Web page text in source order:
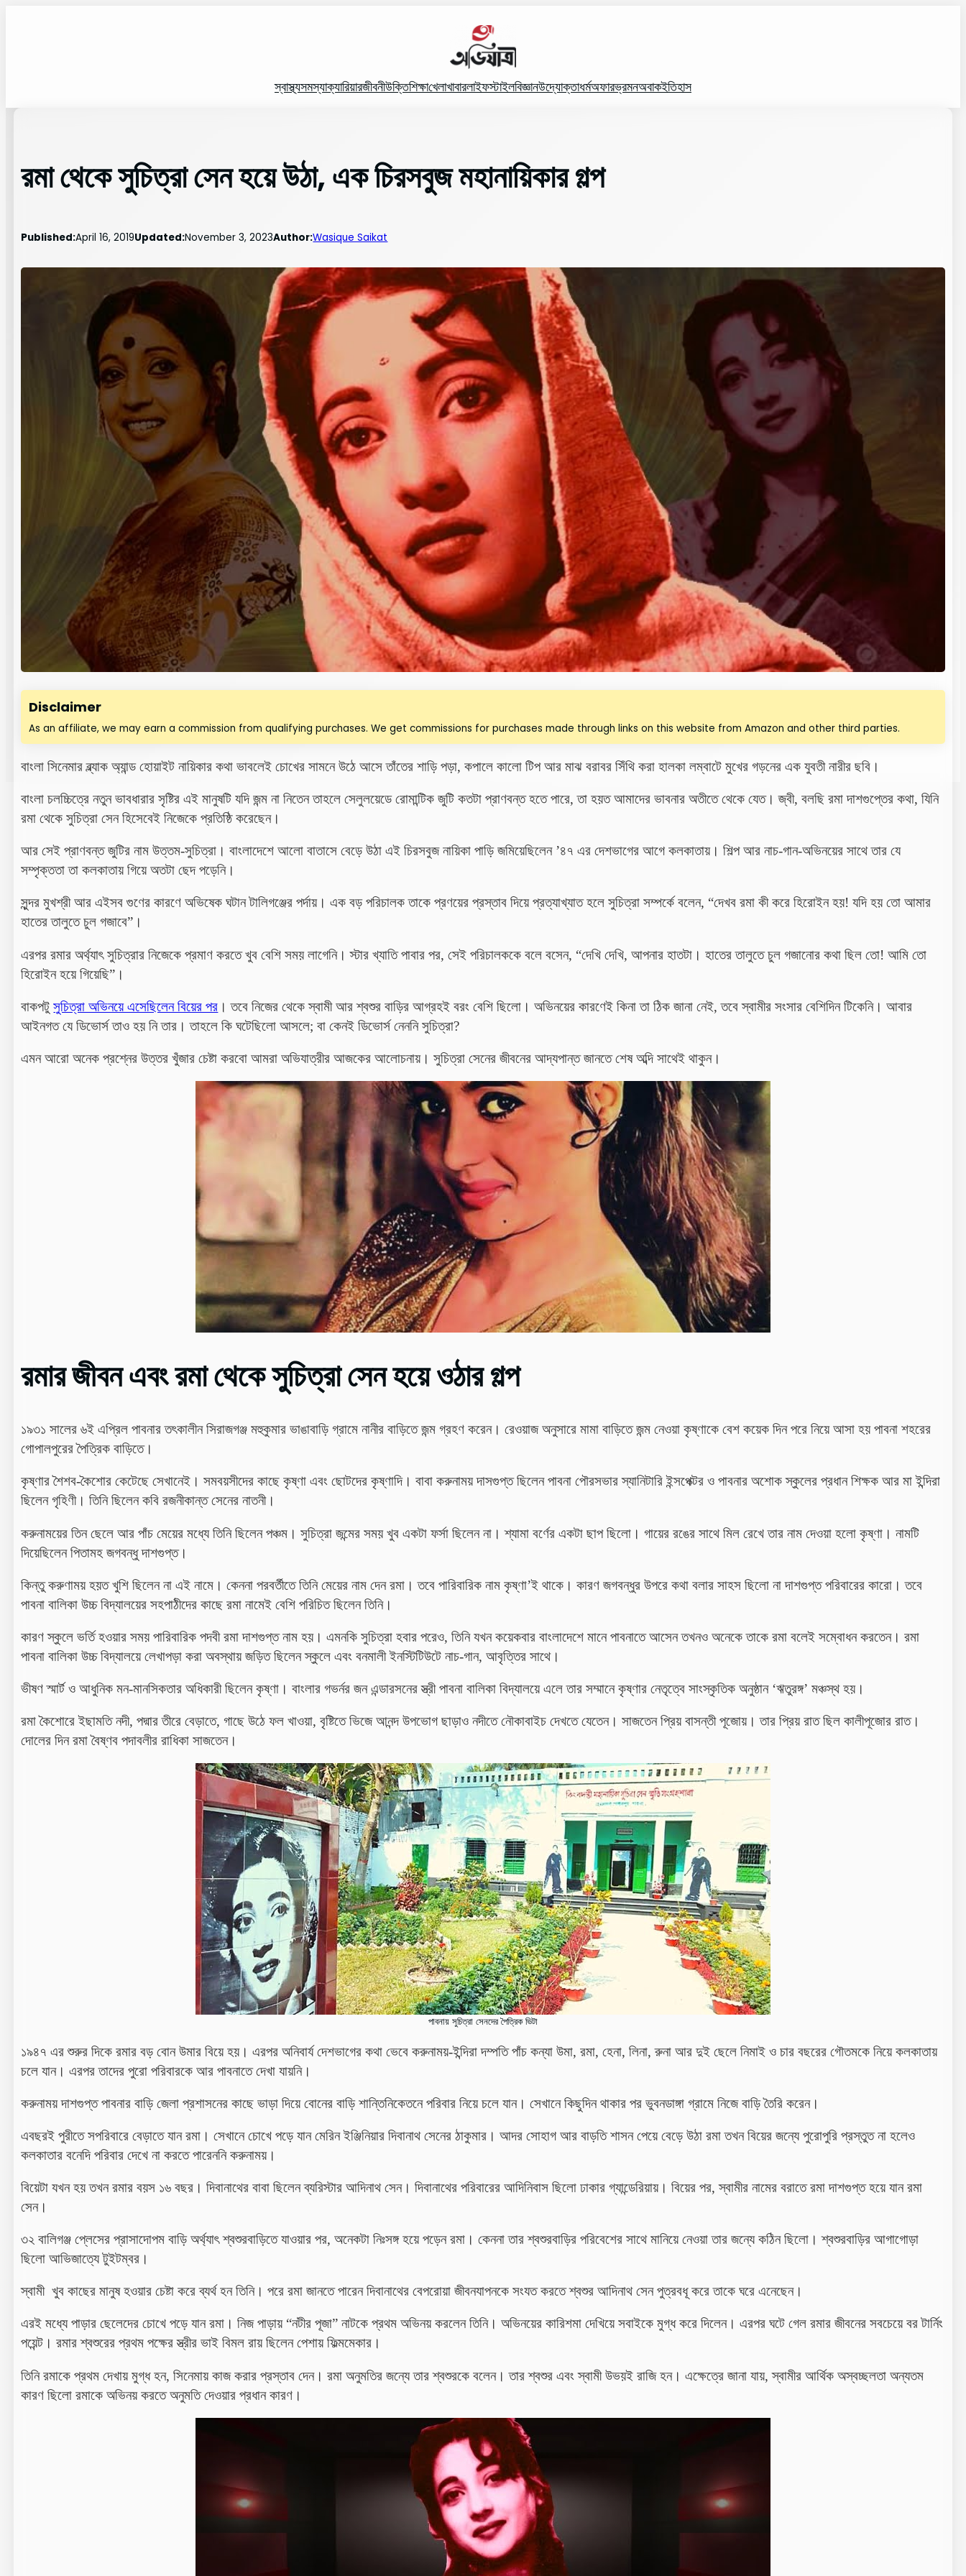
স্বাস্থ্যসমস্যাক্যারিয়ারজীবনীউক্তিশিক্ষাখেলাখাবারলাইফস্টাইলবিজ্ঞানউদ্যোক্তাধর্মঅফারভ্রমনঅবাকইতিহাস
রমা থেকে সুচিত্রা সেন হয়ে উঠা, এক চিরসবুজ মহানায়িকার গল্প
Published:April 16, 2019Updated:November 3, 2023Author:Wasique Saikat
Disclaimer
As an affiliate, we may earn a commission from qualifying purchases. We get commissions for purchases made through links on this website from Amazon and other third parties.
বাংলা সিনেমার ব্ল্যাক অ্যান্ড হোয়াইট নায়িকার কথা ভাবলেই চোখের সামনে উঠে আসে তাঁতের শাড়ি পড়া, কপালে কালো টিপ আর মাঝ বরাবর সিঁথি করা হালকা লম্বাটে মুখের গড়নের এক যুবতী নারীর ছবি।
বাংলা চলচ্চিত্রে নতুন ভাবধারার সৃষ্টির এই মানুষটি যদি জন্ম না নিতেন তাহলে সেলুলয়েডে রোমান্টিক জুটি কতটা প্রাণবন্ত হতে পারে, তা হয়ত আমাদের ভাবনার অতীতে থেকে যেত। জ্বী, বলছি রমা দাশগুপ্তের কথা, যিনি
রমা থেকে সুচিত্রা সেন হিসেবেই নিজেকে প্রতিষ্ঠি করেছেন।
আর সেই প্রাণবন্ত জুটির নাম উত্তম-সুচিত্রা। বাংলাদেশে আলো বাতাসে বেড়ে উঠা এই চিরসবুজ নায়িকা পাড়ি জমিয়েছিলেন ’৪৭ এর দেশভাগের আগে কলকাতায়। শিল্প আর নাচ-গান-অভিনয়ের সাথে তার যে
সম্পৃক্ততা তা কলকাতায় গিয়ে অতটা ছেদ পড়েনি।
সুন্দর মুখশ্রী আর এইসব গুণের কারণে অভিষেক ঘটান টালিগঞ্জের পর্দায়। এক বড় পরিচালক তাকে প্রণয়ের প্রস্তাব দিয়ে প্রত্যাখ্যাত হলে সুচিত্রা সম্পর্কে বলেন, “দেখব রমা কী করে হিরোইন হয়!যদি হয় তো আমার
হাতের তালুতে চুল গজাবে” ।
এরপর রমার অর্থ্যাৎ সুচিত্রার নিজেকে প্রমাণ করতে খুব বেশি সময় লাগেনি। স্টার খ্যাতি পাবার পর, সেই পরিচালককে বলে বসেন, “দেখি দেখি,আপনার হাতটা । হাতের তালুতে চুল গজানোর কথা ছিল তো!আমি তো
হিরোইন হয়ে গিয়েছি”।
বাকপটুসুচিত্রা অভিনয়ে এসেছিলেন বিয়ের পর । তবে নিজের থেকে স্বামী আর শ্বশুর বাড়ির আগ্রহই বরং বেশি ছিলো। অভিনয়ের কারণেই কিনা তা ঠিক জানা নেই, তবে স্বামীর সংসার বেশিদিন টিকেনি। আবার
আইনগত যে ডিভোর্স তাও হয় নি তার। তাহলে কি ঘটেছিলো আসলে; বা কেনই ডিভোর্স নেননি সুচিত্রা?
এমন আরো অনেক প্রশ্নের উত্তর খুঁজার চেষ্টা করবো আমরা অভিযাত্রীর আজকের আলোচনায়। সুচিত্রা সেনের জীবনের আদ্যপান্ত জানতে শেষ অব্দি সাথেই থাকুন।
রমার জীবন এবং রমা থেকে সুচিত্রা সেন হয়ে ওঠার গল্প
১৯৩১ সালের ৬ই এপ্রিল পাবনার তৎকালীন সিরাজগঞ্জ মহুকুমার ভাঙাবাড়ি গ্রামে নানীর বাড়িতে জন্ম গ্রহণ করেন। রেওয়াজ অনুসারে মামা বাড়িতে জন্ম নেওয়া কৃষ্ণাকে বেশ কয়েক দিন পরে নিয়ে আসা হয় পাবনা শহরের
গোপালপুরের পৈত্রিক বাড়িতে।
কৃষ্ণার শৈশব-কৈশোর কেটেছে সেখানেই। সমবয়সীদের কাছে কৃষ্ণা এবং ছোটদের কৃষ্ণাদি। বাবা করুনাময় দাসগুপ্ত ছিলেন পাবনা পৌরসভার স্যানিটারি ইন্সপেক্টর ও পাবনার অশোক স্কুলের প্রধান শিক্ষক আর মা ইন্দিরা
ছিলেন গৃহিণী। তিনি ছিলেন কবি রজনীকান্ত সেনের নাতনী।
করুনাময়ের তিন ছেলে আর পাঁচ মেয়ের মধ্যে তিনি ছিলেন পঞ্চম। সুচিত্রা জন্মের সময় খুব একটা ফর্সা ছিলেন না। শ্যামা বর্ণের একটা ছাপ ছিলো। গায়ের রঙের সাথে মিল রেখে তার নাম দেওয়া হলো কৃষ্ণা। নামটি
দিয়েছিলেন পিতামহ জগবন্ধু দাশগুপ্ত।
কিন্তু করুণাময় হয়ত খুশি ছিলেন না এই নামে। কেননা পরবর্তীতে তিনি মেয়ের নাম দেন রমা। তবে পারিবারিক নাম কৃষ্ণা’ই থাকে। কারণ জগবন্ধুর উপরে কথা বলার সাহস ছিলো না দাশগুপ্ত পরিবারের কারো। তবে
পাবনা বালিকা উচ্চ বিদ্যালয়ের সহপাঠীদের কাছে রমা নামেই বেশি পরিচিত ছিলেন তিনি।
কারণ স্কুলে ভর্তি হওয়ার সময় পারিবারিক পদবী রমা দাশগুপ্ত নাম হয়। এমনকি সুচিত্রা হবার পরেও, তিনি যখন কয়েকবার বাংলাদেশে মানে পাবনাতে আসেন তখনও অনেকে তাকে রমা বলেই সম্বোধন করতেন। রমা
পাবনা বালিকা উচ্চ বিদ্যালয়ে লেখাপড়া করা অবস্থায় জড়িত ছিলেন স্কুলে এবং বনমালী ইনস্টিটিউটে নাচ-গান, আবৃত্তির সাথে।
ভীষণ স্মার্ট ও আধুনিক মন-মানসিকতার অধিকারী ছিলেন কৃষ্ণা। বাংলার গভর্নর জন এন্ডারসনের স্ত্রী পাবনা বালিকা বিদ্যালয়ে এলে তার সম্মানে কৃষ্ণার নেতৃত্বে সাংস্কৃতিক অনুষ্ঠান ‘ঋতুরঙ্গ’ মঞ্চস্থ হয়।
রমা কৈশোরে ইছামতি নদী, পদ্মার তীরে বেড়াতে, গাছে উঠে ফল খাওয়া, বৃষ্টিতে ভিজে আনন্দ উপভোগ ছাড়াও নদীতে নৌকাবাইচ দেখতে যেতেন।সাজতেন প্রিয় বাসন্তী পূজোয়। তার প্রিয় রাত ছিল কালীপূজোর রাত।
দোলের দিন রমা বৈষ্ণব পদাবলীর রাধিকা সাজতেন।
পাবনায় সুচিত্রা সেনদের পৈত্রিক ভিটা
১৯৪৭ এর শুরুর দিকে রমার বড় বোন উমার বিয়ে হয়। এরপর অনিবার্য দেশভাগের কথা ভেবে করুনাময়-ইন্দিরা দম্পতি পাঁচ কন্যা উমা, রমা, হেনা, লিনা, রুনা আর দুই ছেলে নিমাই ও চার বছরের গৌতমকে নিয়ে কলকাতায়
চলে যান। এরপর তাদের পুরো পরিবারকে আর পাবনাতে দেখা যায়নি।
করুনাময় দাশগুপ্ত পাবনার বাড়ি জেলা প্রশাসনের কাছে ভাড়া দিয়ে বোনের বাড়ি শান্তিনিকেতনে পরিবার নিয়ে চলে যান। সেখানে কিছুদিন থাকার পর ভুবনডাঙ্গা গ্রামে নিজে বাড়ি তৈরি করেন।
এবছরই পুরীতে সপরিবারে বেড়াতে যান রমা। সেখানে চোখে পড়ে যান মেরিন ইঞ্জিনিয়ার দিবানাথ সেনের ঠাকুমার। আদর সোহাগ আর বাড়তি শাসন পেয়ে বেড়ে উঠা রমা তখন বিয়ের জন্যে পুরোপুরি প্রস্তুত না হলেও
কলকাতার বনেদি পরিবার দেখে না করতে পারেননি করুনাময়।
বিয়েটা যখন হয় তখন রমার বয়স ১৬ বছর। দিবানাথের বাবা ছিলেন ব্যরিস্টার আদিনাথ সেন। দিবানাথের পরিবারের আদিনিবাস ছিলো ঢাকার গ্যান্ডেরিয়ায়। বিয়ের পর, স্বামীর নামের বরাতে রমা দাশগুপ্ত হয়ে যান রমা
সেন।
৩২ বালিগঞ্জ প্লেসের প্রাসাদোপম বাড়ি অর্থ্যাৎ শ্বশুরবাড়িতে যাওয়ার পর, অনেকটা নিঃসঙ্গ হয়ে পড়েন রমা। কেননা তার শ্বশুরবাড়ির পরিবেশের সাথে মানিয়ে নেওয়া তার জন্যে কঠিন ছিলো। শ্বশুরবাড়ির আগাগোড়া
ছিলো আভিজাত্যে টুইটম্বর।
স্বামী খুব কাছের মানুষ হওয়ার চেষ্টা করে ব্যর্থ হন তিনি। পরে রমা জানতে পারেন দিবানাথের বেপরোয়া জীবনযাপনকে সংযত করতে শ্বশুর আদিনাথ সেন পুত্রবধূ করে তাকে ঘরে এনেছেন।
এরই মধ্যে পাড়ার ছেলেদের চোখে পড়ে যান রমা। নিজ পাড়ায় “নটীর পূজা” নাটকে প্রথম অভিনয় করলেন তিনি। অভিনয়ের কারিশমা দেখিয়ে সবাইকে মুগ্ধ করে দিলেন। এরপর ঘটে গেল রমার জীবনের সবচেয়ে বর টার্নিং
পয়েন্ট। রমার শ্বশুরের প্রথম পক্ষের স্ত্রীর ভাই বিমল রায় ছিলেন পেশায় ফিল্মমেকার।
তিনি রমাকে প্রথম দেখায় মুগ্ধ হন, সিনেমায় কাজ করার প্রস্তাব দেন। রমা অনুমতির জন্যে তার শ্বশুরকে বলেন। তার শ্বশুর এবং স্বামী উভয়ই রাজি হন। এক্ষেত্রে জানা যায়, স্বামীর আর্থিক অস্বচ্ছলতা অন্যতম
কারণ ছিলো রমাকে অভিনয় করতে অনুমতি দেওয়ার প্রধান কারণ।